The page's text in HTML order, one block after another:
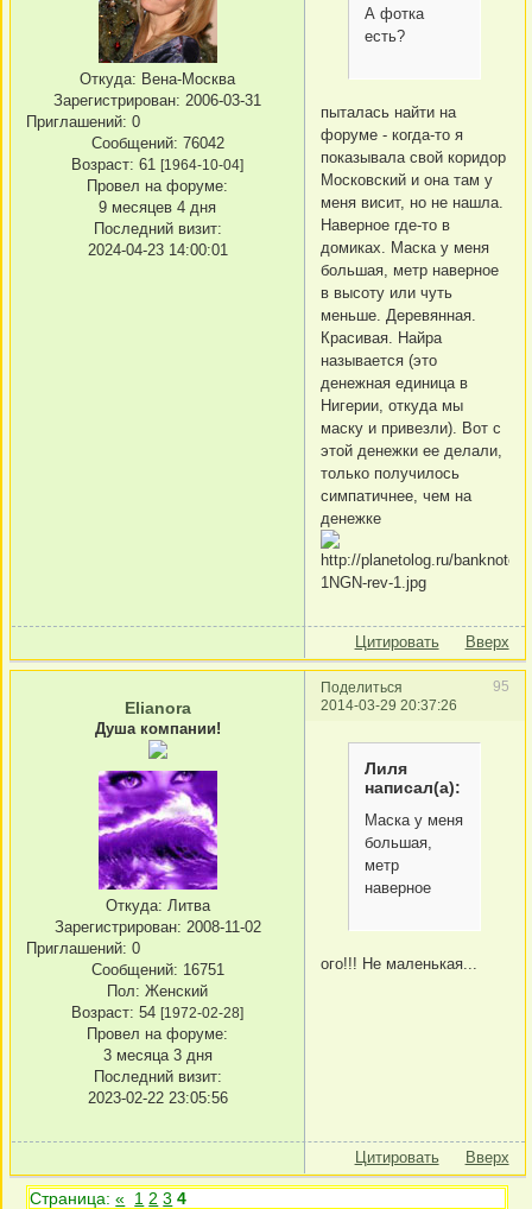
Откуда: Вена-Москва
Зарегистрирован: 2006-03-31
Приглашений: 0
Сообщений: 76042
Возраст: 61 [1964-10-04]
Провел на форуме:
9 месяцев 4 дня
Последний визит:
2024-04-23 14:00:01
А фотка
есть?
пыталась найти на
форуме - когда-то я
показывала свой коридор
Московский и она там у
меня висит, но не нашла.
Наверное где-то в
домиках. Маска у меня
большая, метр наверное
в высоту или чуть
меньше. Деревянная.
Красивая. Найра
называется (это
денежная единица в
Нигерии, откуда мы
маску и привезли). Вот с
этой денежки ее делали,
только получилось
симпатичнее, чем на
денежке
Цитировать Вверх
Поделиться
95
2014-03-29 20:37:26
Elianora
Душа компании!
Откуда: Литва
Зарегистрирован: 2008-11-02
Приглашений: 0
Сообщений: 16751
Пол: Женский
Возраст: 54 [1972-02-28]
Провел на форуме:
3 месяца 3 дня
Последний визит:
2023-02-22 23:05:56
Лиля
написал(а):
Маска у меня
большая,
метр
наверное
ого!!! Не маленькая...
Цитировать Вверх
Страница:« 1 2 3 4